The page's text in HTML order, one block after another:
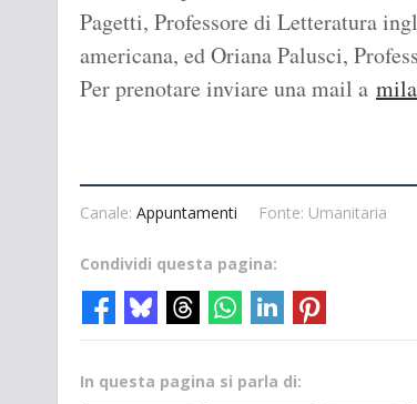
Pagetti, Professore di Letteratura
americana, ed Oriana Palusci,
Per prenotare inviare una mail a
Canale: Appuntamenti Fonte: Umanitaria
Condividi questa pagina:
In questa pagina si parla di: